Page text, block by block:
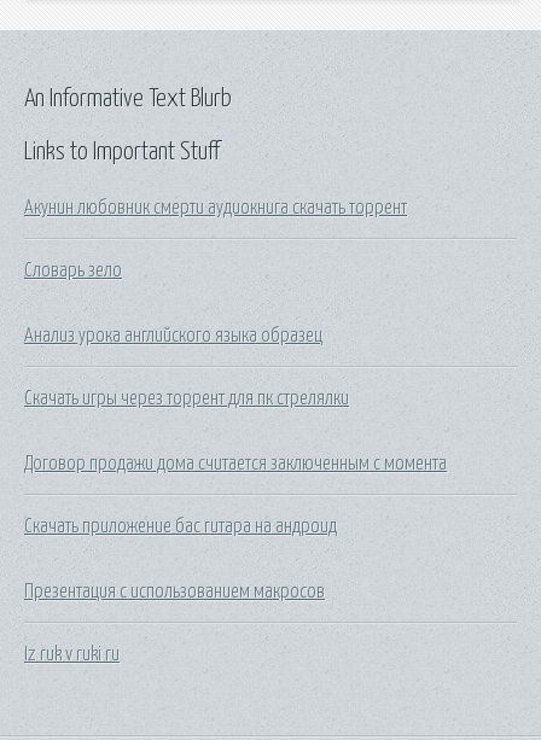
Links to Important Stuff
Акунин любовник смерти аудиокнига скачать торрент
Словарь зело
Анализ урока английского языка образец
Скачать игры через торрент для пк стрелялки
Договор продажи дома считается заключенным с момента
Скачать приложение бас гитара на андроид
Презентация с использованием макросов
Iz ruk v ruki ru
An Informative Text Blurb